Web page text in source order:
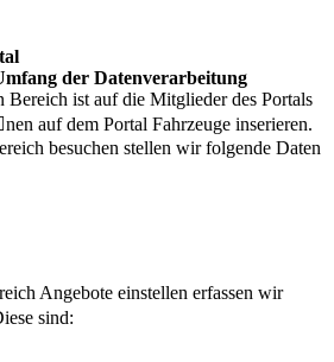
der Datenverarbeitung
Bereich ist auf die Mitglieder des Portals
auf dem Portal Fahrzeuge inserieren.
besuchen stellen wir folgende Daten
Angebote einstellen erfassen wir
sind: